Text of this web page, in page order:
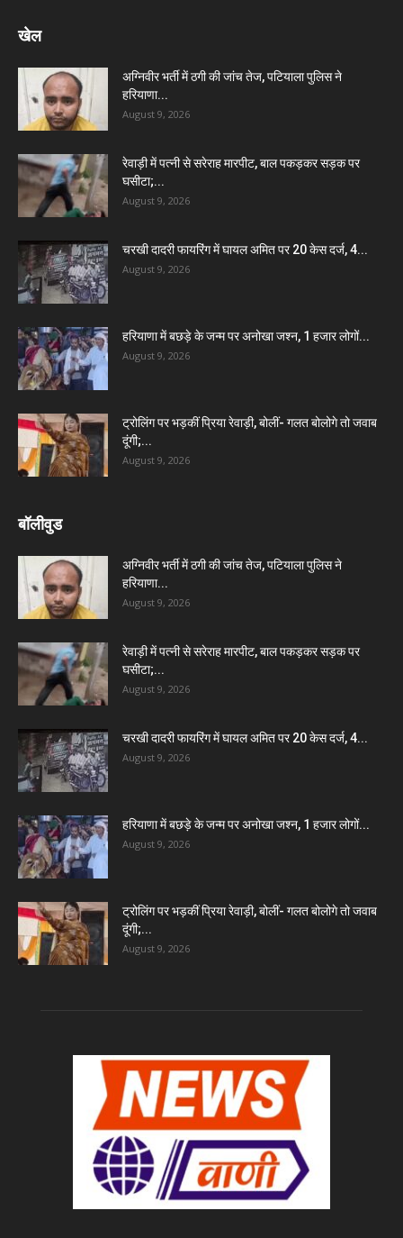
खेल
अग्निवीर भर्ती में ठगी की जांच तेज, पटियाला पुलिस ने
हरियाणा...
August 9, 2026
रेवाड़ी में पत्नी से सरेराह मारपीट, बाल पकड़कर सड़क पर
घसीटा;...
August 9, 2026
चरखी दादरी फायरिंग में घायल अमित पर 20 केस दर्ज, 4...
August 9, 2026
हरियाणा में बछड़े के जन्म पर अनोखा जश्न, 1 हजार लोगों...
August 9, 2026
ट्रोलिंग पर भड़कीं प्रिया रेवाड़ी, बोलीं- गलत बोलोगे तो जवाब
दूंगी;...
August 9, 2026
बॉलीवुड
अग्निवीर भर्ती में ठगी की जांच तेज, पटियाला पुलिस ने
हरियाणा...
August 9, 2026
रेवाड़ी में पत्नी से सरेराह मारपीट, बाल पकड़कर सड़क पर
घसीटा;...
August 9, 2026
चरखी दादरी फायरिंग में घायल अमित पर 20 केस दर्ज, 4...
August 9, 2026
हरियाणा में बछड़े के जन्म पर अनोखा जश्न, 1 हजार लोगों...
August 9, 2026
ट्रोलिंग पर भड़कीं प्रिया रेवाड़ी, बोलीं- गलत बोलोगे तो जवाब
दूंगी;...
August 9, 2026